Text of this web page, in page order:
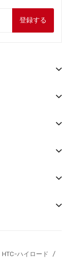
登録する
HTC-ハイロード
/